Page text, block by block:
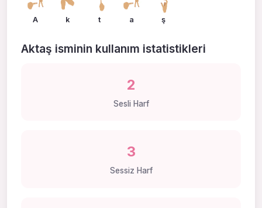
A k t a ş
Aktaş isminin kullanım istatistikleri
2
Sesli Harf
3
Sessiz Harf